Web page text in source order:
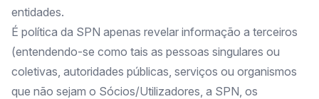
entidades.
É política da SPN apenas revelar informação a terceiros
(entendendo-se como tais as pessoas singulares ou
coletivas, autoridades públicas, serviços ou organismos
que não sejam o Sócios/Utilizadores, a SPN, os